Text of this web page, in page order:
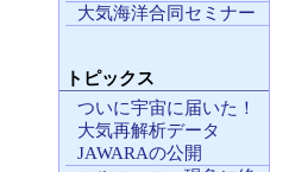
大気海洋合同セミナー
トピックス
ついに宇宙に届いた！
大気再解析データ
JAWARAの公開